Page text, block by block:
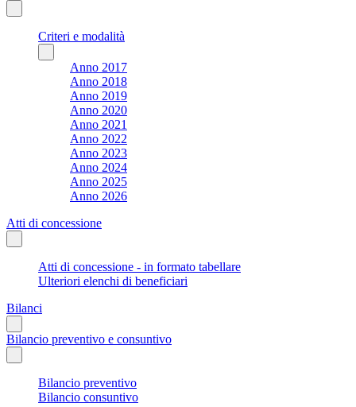
Criteri e modalità
Anno 2017
Anno 2018
Anno 2019
Anno 2020
Anno 2021
Anno 2022
Anno 2023
Anno 2024
Anno 2025
Anno 2026
Atti di concessione
Atti di concessione - in formato tabellare
Ulteriori elenchi di beneficiari
Bilanci
Bilancio preventivo e consuntivo
Bilancio preventivo
Bilancio consuntivo